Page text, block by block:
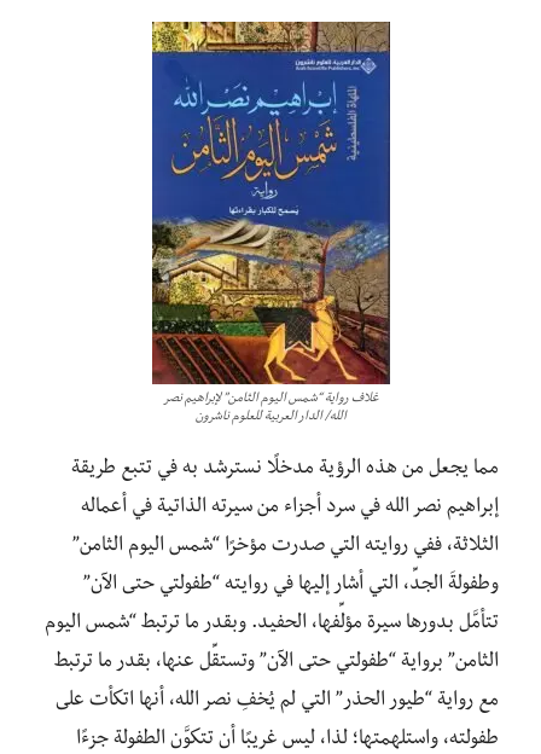
غلاف رواية “شمس اليوم الثامن” لإبراهيم نصر
الله/ الدار العربية للعلوم ناشرون
مما يجعل من هذه الرؤية مدخلًا نسترشد به في تتبع طريقة
إبراهيم نصر الله في سرد أجزاء من سيرته الذاتية في أعماله
الثلاثة، ففي روايته التي صدرت مؤخرًا “شمس اليوم الثامن”
وطفولةَ الجدِّ، التي أشار إليها في روايته “طفولتي حتى الآن”
تتأمَّل بدورها سيرة مؤلِّفها، الحفيد. وبقدر ما ترتبط “شمس اليوم
الثامن” برواية “طفولتي حتى الآن” وتستقِّل عنها، بقدر ما ترتبط
مع رواية “طيور الحذر” التي لم يُخفِ نصر الله، أنها اتكأت على
طفولته، واستلهمتها؛ لذا، ليس غريبًا أن تتكوَّن الطفولة جزءًا